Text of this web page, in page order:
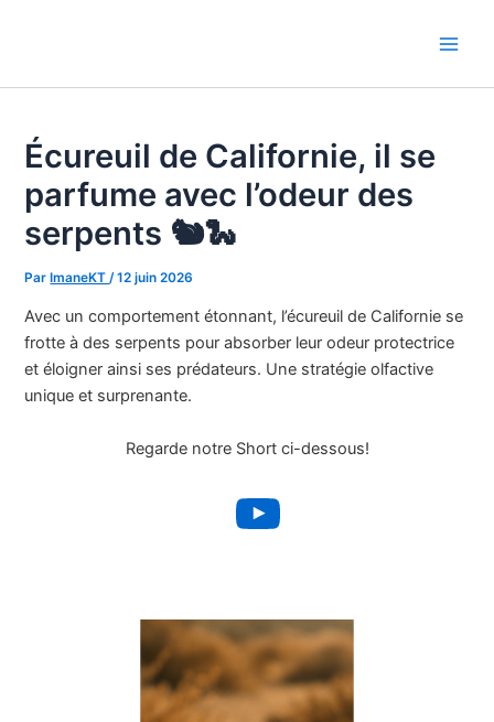
Écureuil de Californie, il se
parfume avec l’odeur des
serpents 🐿️🐍
ParImaneKT /12 juin 2026
Avec un comportement étonnant, l’écureuil de Californie se
frotte à des serpents pour absorber leur odeur protectrice
et éloigner ainsi ses prédateurs. Une stratégie olfactive
unique et surprenante.
Regarde notre Short ci-dessous!
YouTube